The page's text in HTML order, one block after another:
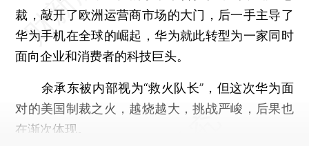
裁，敲开了欧洲运营商市场的大门，后一手主导了
华为手机在全球的崛起，华为就此转型为一家同时
面向企业和消费者的科技巨头。
余承东被内部视为“救火队长”，但这次华为面
对的美国制裁之火，越烧越大，挑战严峻，后果也
在渐次体现。